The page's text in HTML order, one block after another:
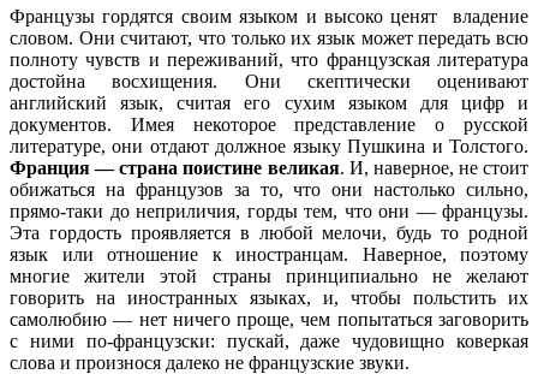
Французы гордятся своим языком и высоко ценят владение
словом. Они считают, что только их язык может передать всю
полноту чувств и переживаний, что французская литература
достойна восхищения. Они скептически оценивают
английский язык, считая его сухим языком для цифр и
документов. Имея некоторое представление о русской
литературе, они отдают должное языку Пушкина и Толстого.
Франция — страна поистине великая. И, наверное, не стоит
обижаться на французов за то, что они настолько сильно,
прямо-таки до неприличия, горды тем, что они — французы.
Эта гордость проявляется в любой мелочи, будь то родной
язык или отношение к иностранцам. Наверное, поэтому
многие жители этой страны принципиально не желают
говорить на иностранных языках, и, чтобы польстить их
самолюбию — нет ничего проще, чем попытаться заговорить
с ними по-французски: пускай, даже чудовищно коверкая
слова и произнося далеко не французские звуки.